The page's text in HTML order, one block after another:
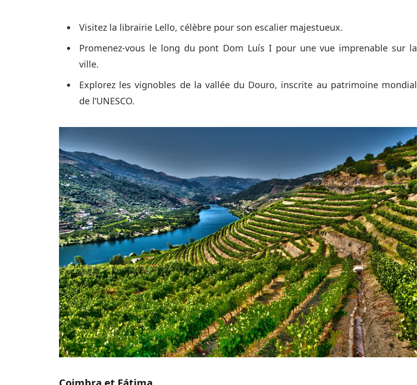
Visitez la librairie Lello, célèbre pour son escalier majestueux.
Promenez-vous le long du pont Dom Luís I pour une vue imprenable sur la
ville.
Explorez les vignobles de la vallée du Douro, inscrite au patrimoine mondial
de l’UNESCO.